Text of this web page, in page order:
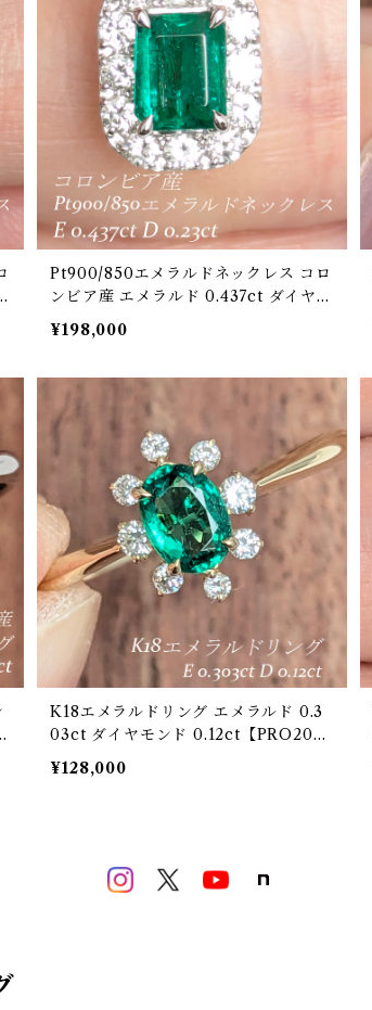
Pt900/850エメラルドネックレス コロ
ンビア産 エメラルド 0.437ct ダイヤモ
ンド 0.23ct【PRO207054】
¥198,000
K18エメラルドリング エメラルド 0.3
03ct ダイヤモンド 0.12ct【PRO2076
45】
¥128,000